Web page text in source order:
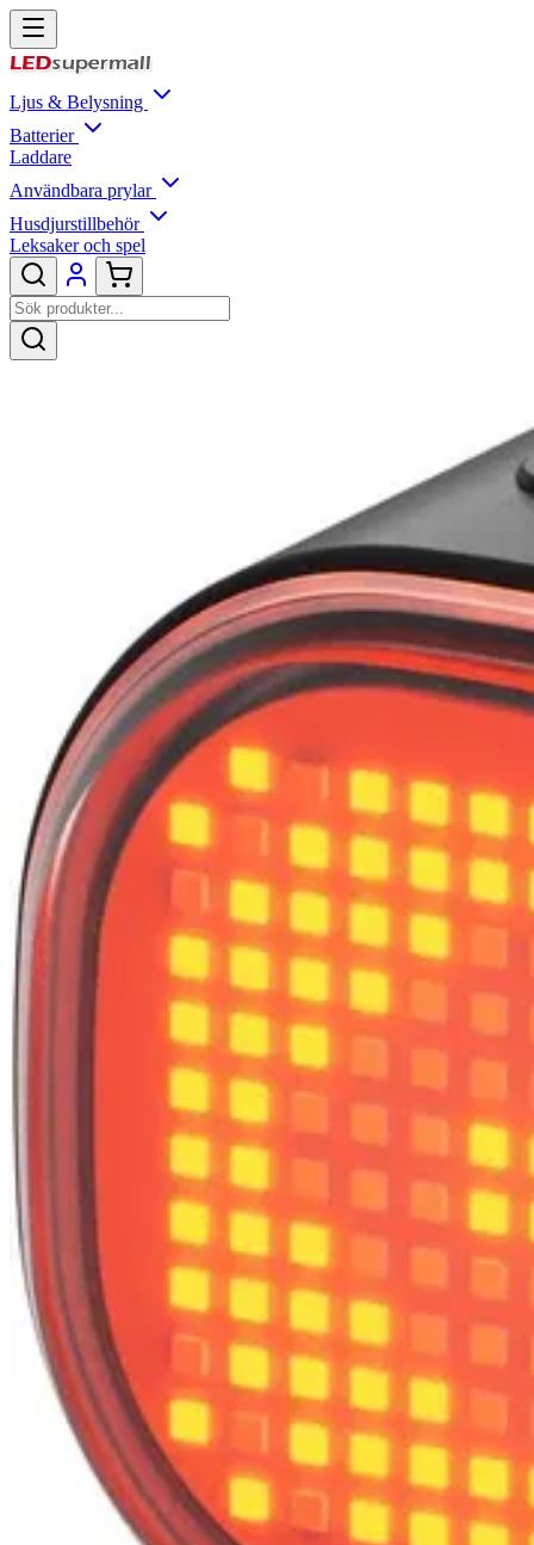
Ljus & Belysning
Batterier
Laddare
Användbara prylar
Husdjurstillbehör
Leksaker och spel